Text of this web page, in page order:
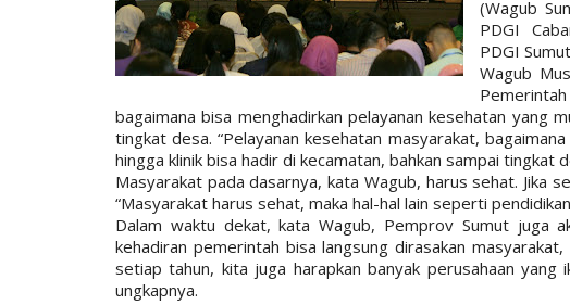
(Wagub
PDGI
PDGI
Wagub
bagaimana bisa menghadirkan pelayanan kesehatan yang
tingkat desa. “Pelayanan kesehatan masyarakat,
hingga klinik bisa hadir di kecamatan, bahkan sampai tingkat
Masyarakat pada dasarnya, kata Wagub, harus sehat. Jika
“Masyarakat harus sehat, maka hal-hal lain seperti
Dalam waktu dekat, kata Wagub, Pemprov Sumut juga
kehadiran pemerintah bisa langsung dirasakan
setiap tahun, kita juga harapkan banyak perusahaan
ungkapnya.